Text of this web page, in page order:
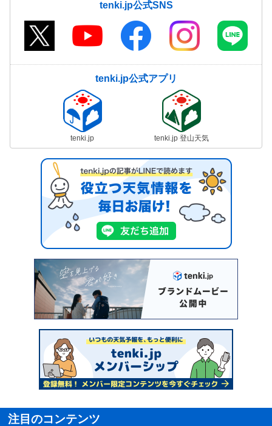
tenki.jp公式SNS
tenki.jp公式アプリ
tenki.jp tenki.jp 登山天気
注目のコンテンツ